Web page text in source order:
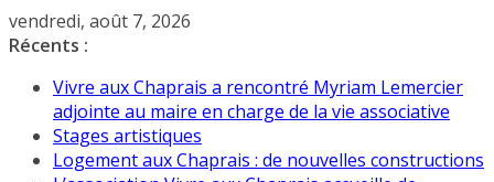
Passer
au
vendredi, août 7, 2026
Récents :
Vivre aux Chaprais a rencontré Myriam Lemercier
adjointe au maire en charge de la vie associative
Stages artistiques
Logement aux Chaprais : de nouvelles constructions